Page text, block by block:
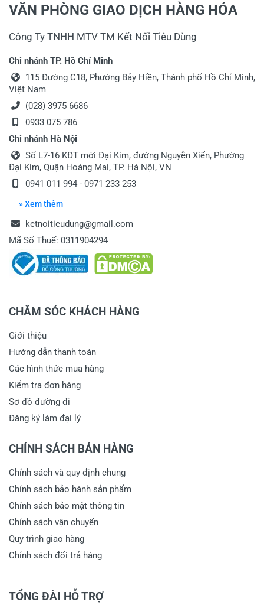
VĂN PHÒNG GIAO DỊCH HÀNG HÓA
Công Ty TNHH MTV TM Kết Nối Tiêu Dùng
Chi nhánh TP. Hồ Chí Minh
115 Đường C18, Phường Bảy Hiền, Thành phố Hồ Chí Minh,
Việt Nam
(028) 3975 6686
0933 075 786
Chi nhánh Hà Nội
Số L7-16 KĐT mới Đại Kim, đường Nguyễn Xiển, Phường
Đại Kim, Quận Hoàng Mai, TP. Hà Nội, VN
0941 011 994 - 0971 233 253
» Xem thêm
ketnoitieudung@gmail.com
Mã Số Thuế: 0311904294
CHĂM SÓC KHÁCH HÀNG
Giới thiệu
Hướng dẫn thanh toán
Các hình thức mua hàng
Kiểm tra đơn hàng
Sơ đồ đường đi
Đăng ký làm đại lý
CHÍNH SÁCH BÁN HÀNG
Chính sách và quy định chung
Chính sách bảo hành sản phẩm
Chính sách bảo mật thông tin
Chính sách vận chuyển
Quy trình giao hàng
Chính sách đổi trả hàng
TỔNG ĐÀI HỖ TRỢ